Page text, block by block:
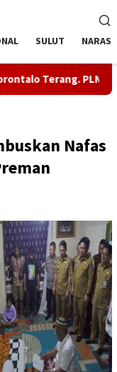
SULUT NARASI
PLN Nyalakan Listrik
Nafas